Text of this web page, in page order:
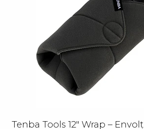
Tenba Tools 12″ Wrap –